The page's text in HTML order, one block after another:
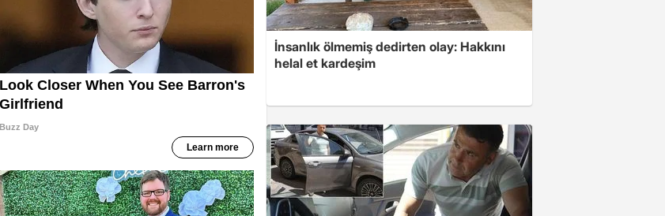
İnsanlık ölmemiş dedirten olay: Hakkını
helal et kardeşim